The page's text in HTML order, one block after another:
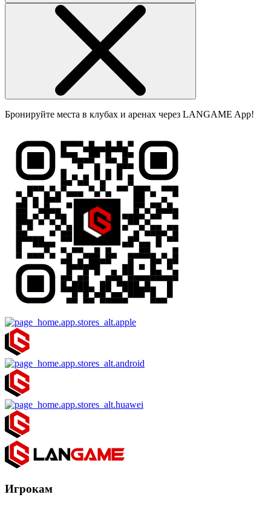
Бронируйте места в клубах и аренах через LANGAME App!
Игрокам